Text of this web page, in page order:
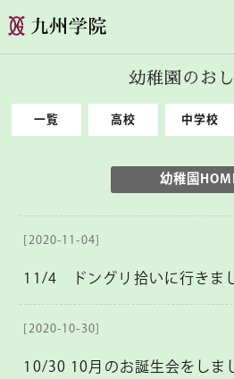
幼稚園のお
一覧 高校 中学校
幼稚園
[2020-11-04]
11/4 ドングリ拾いに行きま
[2020-10-30]
10/30 10月のお誕生会をしま